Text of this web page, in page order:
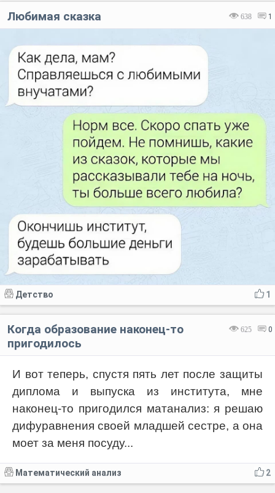
638 1
Любимая сказка
1
Детство
625 0
Когда образование наконец-то
пригодилось
И вот теперь, спустя пять лет после защиты
диплома и выпуска из института, мне
наконец-то пригодился матанализ: я решаю
дифуравнения своей младшей сестре, а она
моет за меня посуду...
2
Математический анализ